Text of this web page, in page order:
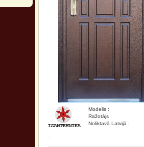
Modelis :
Ražotājs :
Noliktavā Latvijā :